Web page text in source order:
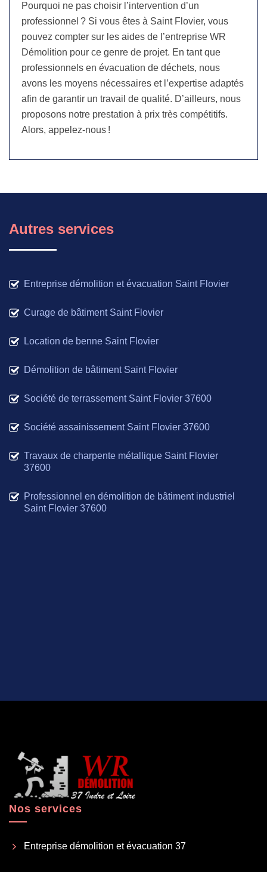
Pourquoi ne pas choisir l’intervention d’un
professionnel ? Si vous êtes à Saint Flovier, vous
pouvez compter sur les aides de l’entreprise WR
Démolition pour ce genre de projet. En tant que
professionnels en évacuation de déchets, nous
avons les moyens nécessaires et l’expertise adaptés
afin de garantir un travail de qualité. D’ailleurs, nous
proposons notre prestation à prix très compétitifs.
Alors, appelez-nous !
Autres services
Entreprise démolition et évacuation Saint Flovier
Curage de bâtiment Saint Flovier
Location de benne Saint Flovier
Démolition de bâtiment Saint Flovier
Société de terrassement Saint Flovier 37600
Société assainissement Saint Flovier 37600
Travaux de charpente métallique Saint Flovier
37600
Professionnel en démolition de bâtiment industriel
Saint Flovier 37600
Nos services
Entreprise démolition et évacuation 37